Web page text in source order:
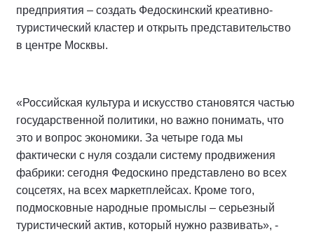
предприятия – создать Федоскинский креативно-
туристический кластер и открыть представительство
в центре Москвы.
«Российская культура и искусство становятся частью
государственной политики, но важно понимать, что
это и вопрос экономики. За четыре года мы
фактически с нуля создали систему продвижения
фабрики: сегодня Федоскино представлено во всех
соцсетях, на всех маркетплейсах. Кроме того,
подмосковные народные промыслы – серьезный
туристический актив, который нужно развивать», -